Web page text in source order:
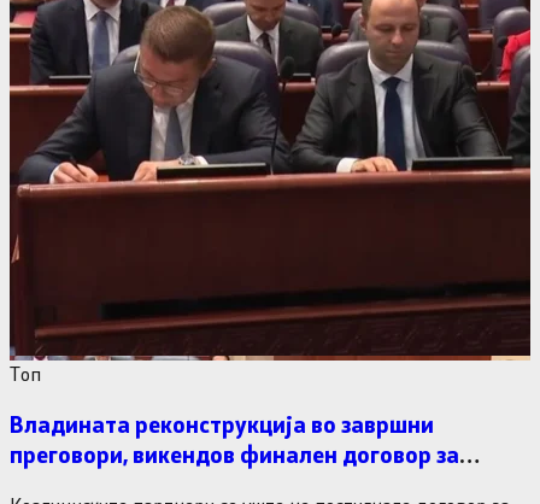
Tоп
Владината реконструкција во завршни
преговори, викендов финален договор за